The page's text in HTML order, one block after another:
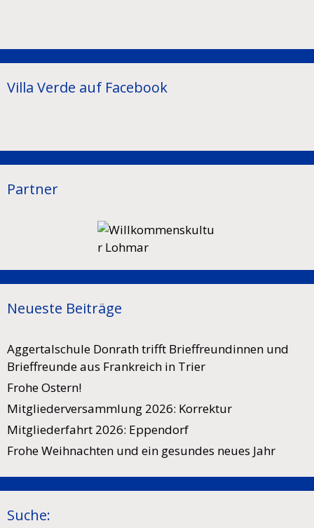
Villa Verde auf Facebook
Partner
Neueste Beiträge
Aggertalschule Donrath trifft Brieffreundinnen und
Brieffreunde aus Frankreich in Trier
Frohe Ostern!
Mitgliederversammlung 2026: Korrektur
Mitgliederfahrt 2026: Eppendorf
Frohe Weihnachten und ein gesundes neues Jahr
Suche: